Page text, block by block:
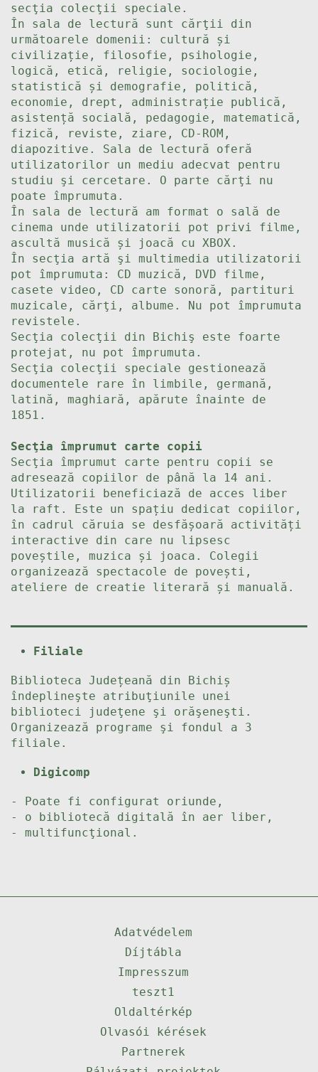
secţia colecţii speciale.
În sala de lectură sunt cărţii din
următoarele domenii: cultură și
civilizație, filosofie, psihologie,
logică, etică, religie, sociologie,
statistică și demografie, politică,
economie, drept, administrație publică,
asistență socială, pedagogie, matematică,
fizică, reviste, ziare, CD-ROM,
diapozitive. Sala de lectură oferă
utilizatorilor un mediu adecvat pentru
studiu şi cercetare. O parte cărţi nu
poate împrumuta.
În sala de lectură am format o sală de
cinema unde utilizatorii pot privi filme,
ascultă musică și joacă cu XBOX.
În secţia artă şi multimedia utilizatorii
pot împrumuta: CD muzică, DVD filme,
casete video, CD carte sonoră, partituri
muzicale, cărţi, albume. Nu pot împrumuta
revistele.
Secţia colecţii din Bichiş este foarte
protejat, nu pot împrumuta.
Secţia colecţii speciale gestionează
documentele rare în limbile, germană,
latină, maghiară, apărute înainte de
1851.
Secţia împrumut carte copii
Secţia împrumut carte pentru copii se
adresează copiilor de până la 14 ani.
Utilizatorii beneficiază de acces liber
la raft. Este un spațiu dedicat copiilor,
în cadrul căruia se desfășoară activități
interactive din care nu lipsesc
poveștile, muzica și joaca. Colegii
organizează spectacole de povești,
ateliere de creatie literară și manuală.
Filiale
Biblioteca Județeană din Bichiș
îndeplineşte atribuţiunile unei
biblioteci judeţene şi orăşeneşti.
Organizează programe şi fondul a 3
filiale.
Digicomp
- Poate fi configurat oriunde,
- o bibliotecă digitală în aer liber,
- multifuncţional.
Adatvédelem
Díjtábla
Impresszum
teszt1
Oldaltérkép
Olvasói kérések
Partnerek